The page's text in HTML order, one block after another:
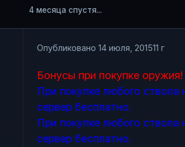
4 месяца спустя...
Опубликовано 14 июля, 201511 г
Бонусы при покупке оружия!
При покупке любого ствола
сервер бесплатно.
При покупке любого
сервер бесплатно.